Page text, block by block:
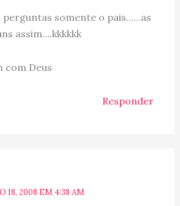
perguntas somente o pais……as
assim….kkkkkk
com Deus
Responder
18, 2008 EM 4:38 AM